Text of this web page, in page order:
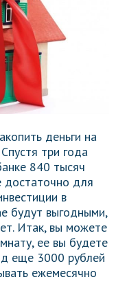
деньги на
три года
840 тысяч
достаточно для
в
будут выгодными,
Итак, вы можете
ее вы будете
еще 3000 рублей
ежемесячно